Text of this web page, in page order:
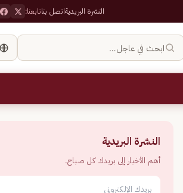
النشرة البريديةاتصل بناتابعنا:
ابحث في عاجل…
النشرة البريدية
أهم الأخبار إلى بريدك كل صباح.